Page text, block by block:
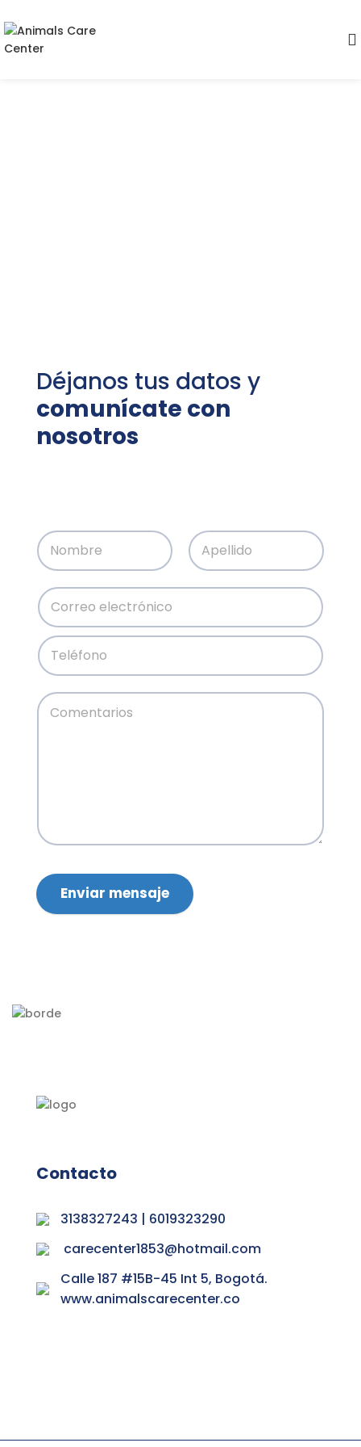
Déjanos tus datos y
comunícate con
nosotros
Enviar mensaje
Contacto
3138327243 | 6019323290
carecenter1853@hotmail.com
Calle 187 #15B-45 Int 5, Bogotá.
www.animalscarecenter.co